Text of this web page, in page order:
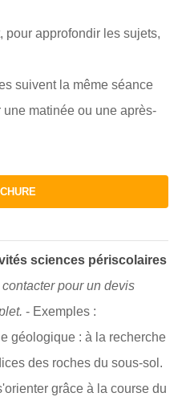
pour approfondir les sujets,
suivent la même séance
matinée ou une après-
sciences périscolaires
contacter pour un devis
- Exemples :
géologique : à la recherche
des roches du sous-sol.
grâce à la course du